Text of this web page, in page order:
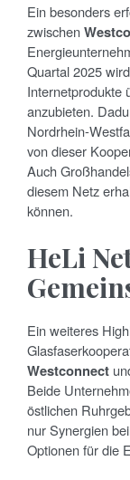
Ein besonders
zwischen
Quartal 2025
Internetprodukte
anzubieten.
Nordrhein-
von dieser
Auch
diesem Netz
können.
HeLi
Ein weiteres
Westconnect
Beide
östlichen
nur Synergien
Optionen für die